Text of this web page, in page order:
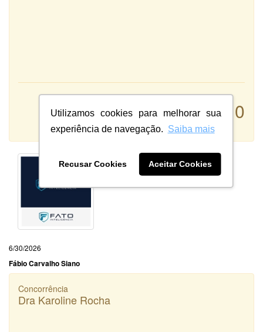
Utilizamos cookies para melhorar sua
experiência de navegação. Saiba mais
Recusar Cookies Aceitar Cookies
10
Qualidade:
Sistema:
6/30/2026
Fábio Carvalho Siano
Concorrência
Dra Karoline Rocha